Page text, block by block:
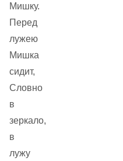
Мишку.
Перед
лужею
Мишка
сидит,
Словно
в
зеркало,
в
лужу